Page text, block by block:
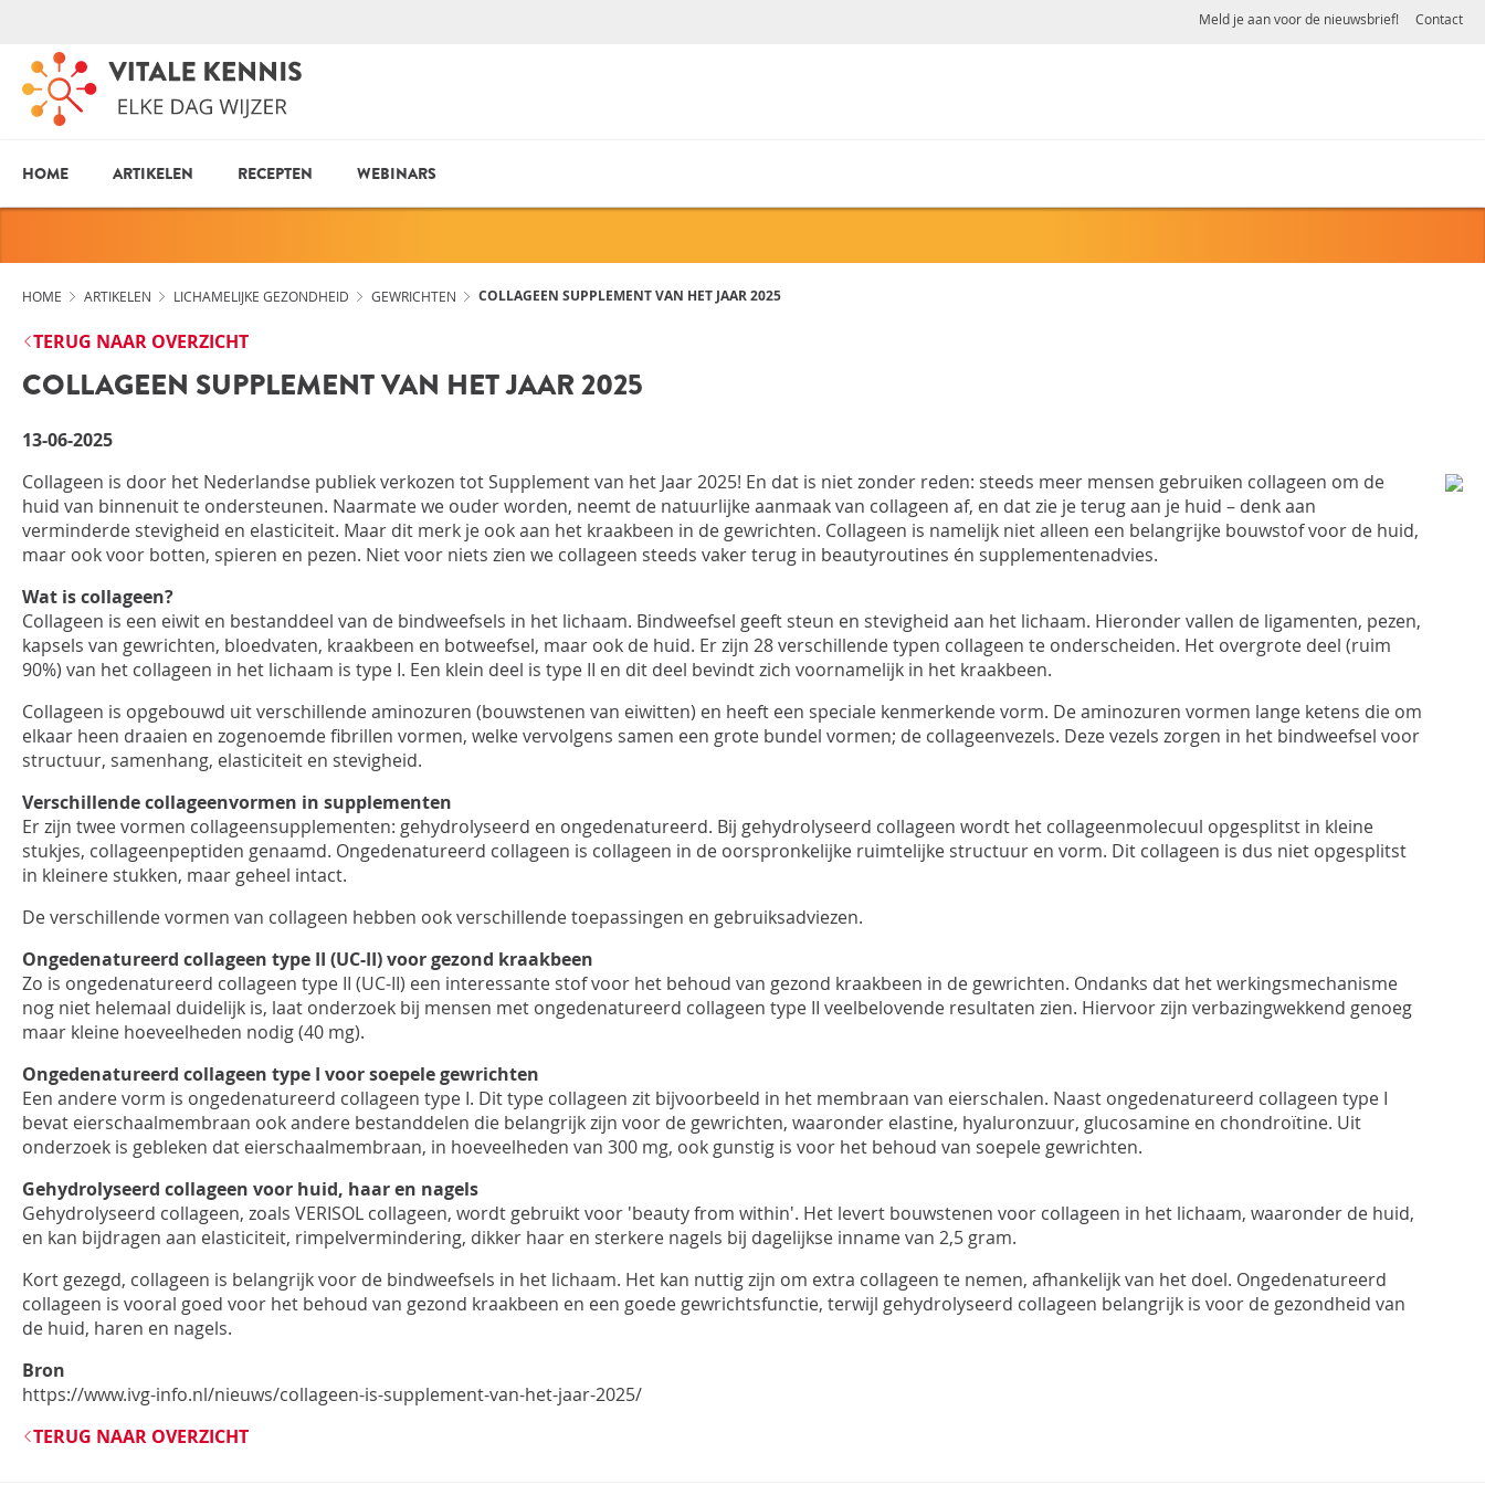
Meld je aan voor de nieuwsbrief! Contact
HOME ARTIKELEN RECEPTEN WEBINARS
HOME ARTIKELEN LICHAMELIJKE GEZONDHEID GEWRICHTEN COLLAGEEN SUPPLEMENT VAN HET JAAR 2025
TERUG NAAR OVERZICHT
COLLAGEEN SUPPLEMENT VAN HET JAAR 2025
13-06-2025
Collageen is door het Nederlandse publiek verkozen totSupplement van het Jaar 2025! En dat is niet zonder reden: steeds meer mensen gebruiken collageen om de
huid van binnenuit te ondersteunen. Naarmate we ouder worden, neemt de natuurlijke aanmaak van collageen af, en dat zie je terug aan je huid – denk aan
verminderde stevigheid en elasticiteit. Maar dit merk je ook aan het kraakbeen in de gewrichten. Collageen is namelijk niet alleen een belangrijke bouwstof voor de huid,
maar ook voor botten, spieren en pezen. Niet voor niets zien we collageen steeds vaker terug in beautyroutines én supplementenadvies.
Wat is collageen?
Collageen is een eiwit en bestanddeel van de bindweefsels in het lichaam. Bindweefsel geeft steun en stevigheid aan het lichaam. Hieronder vallen de ligamenten, pezen,
kapsels van gewrichten, bloedvaten, kraakbeen en botweefsel, maar ook de huid. Er zijn 28 verschillende typen collageen te onderscheiden. Het overgrote deel (ruim
90%) van het collageen in het lichaam is type I. Een klein deel is type II en dit deel bevindt zich voornamelijk in het kraakbeen.
Collageen is opgebouwd uit verschillende aminozuren (bouwstenen van eiwitten) en heeft een speciale kenmerkende vorm. De aminozuren vormen lange ketens die om
elkaar heen draaien en zogenoemde fibrillen vormen, welke vervolgens samen een grote bundel vormen; de collageenvezels. Deze vezels zorgen in het bindweefsel voor
structuur, samenhang, elasticiteit en stevigheid.
Verschillendecollageenvormen in supplementen
Er zijn twee vormen collageensupplementen: gehydrolyseerd en ongedenatureerd. Bij gehydrolyseerd collageen wordt het collageenmolecuul opgesplitst in kleine
stukjes, collageenpeptiden genaamd. Ongedenatureerd collageen is collageen in de oorspronkelijke ruimtelijke structuur en vorm. Dit collageen is dus niet opgesplitst
in kleinere stukken, maar geheel intact.
De verschillende vormen van collageen hebben ook verschillende toepassingen en gebruiksadviezen.
Ongedenatureerd collageen type II (UC-II) voor gezond kraakbeen
Zo is ongedenatureerd collageen type II (UC-II) een interessante stof voor het behoud van gezond kraakbeen in de gewrichten. Ondanks dat het werkingsmechanisme
nog niet helemaal duidelijk is, laat onderzoek bij mensen met ongedenatureerd collageen type II veelbelovende resultaten zien. Hiervoor zijn verbazingwekkend genoeg
maar kleine hoeveelheden nodig (40 mg).
Ongedenatureerd collageen type I voor soepele gewrichten
Een andere vorm is ongedenatureerd collageen type I. Dit type collageen zit bijvoorbeeld in het membraan van eierschalen. Naast ongedenatureerd collageen type I
bevat eierschaalmembraan ook andere bestanddelen die belangrijk zijn voor de gewrichten, waaronder elastine, hyaluronzuur, glucosamine en chondroïtine. Uit
onderzoek is gebleken dat eierschaalmembraan, in hoeveelheden van 300 mg, ook gunstig is voor het behoud van soepele gewrichten.
Gehydrolyseerd collageen voor huid, haar en nagels
Gehydrolyseerd collageen, zoals VERISOL collageen, wordt gebruikt voor 'beautyfrom within'. Het levert bouwstenen voor collageen in het lichaam, waaronder de huid,
en kan bijdragen aan elasticiteit, rimpelvermindering, dikker haar en sterkere nagels bij dagelijkse inname van 2,5 gram.
Kort gezegd, collageen is belangrijk voor de bindweefsels in het lichaam. Het kan nuttig zijn om extra collageen te nemen, afhankelijk van het doel. Ongedenatureerd
collageen is vooral goed voor het behoud van gezond kraakbeen en een goede gewrichtsfunctie, terwijl gehydrolyseerd collageen belangrijk is voor de gezondheid van
de huid, haren en nagels.
Bron
https://www.ivg-info.nl/nieuws/collageen-is-supplement-van-het-jaar-2025/
TERUG NAAR OVERZICHT